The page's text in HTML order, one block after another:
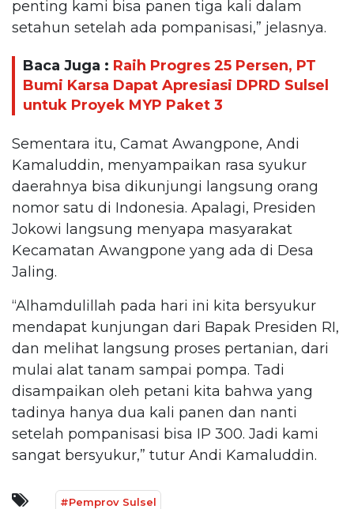
penting kami bisa panen tiga kali dalam
setahun setelah ada pompanisasi,” jelasnya.
Baca Juga : Raih Progres 25 Persen, PT
Bumi Karsa Dapat Apresiasi DPRD Sulsel
untuk Proyek MYP Paket 3
Sementara itu, Camat Awangpone, Andi
Kamaluddin, menyampaikan rasa syukur
daerahnya bisa dikunjungi langsung orang
nomor satu di Indonesia. Apalagi, Presiden
Jokowi langsung menyapa masyarakat
Kecamatan Awangpone yang ada di Desa
Jaling.
“Alhamdulillah pada hari ini kita bersyukur
mendapat kunjungan dari Bapak Presiden RI,
dan melihat langsung proses pertanian, dari
mulai alat tanam sampai pompa. Tadi
disampaikan oleh petani kita bahwa yang
tadinya hanya dua kali panen dan nanti
setelah pompanisasi bisa IP 300. Jadi kami
sangat bersyukur,” tutur Andi Kamaluddin.
#Pemprov Sulsel